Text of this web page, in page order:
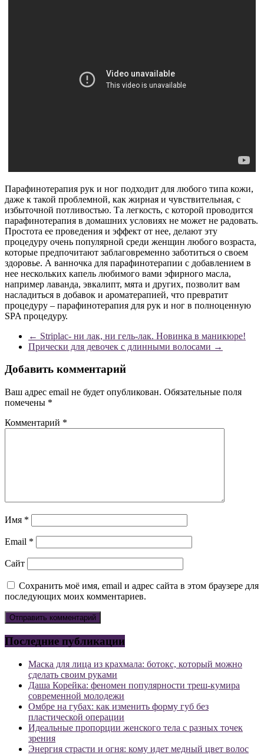
Парафинотерапия рук и ног подходит для любого типа кожи,
даже к такой проблемной, как жирная и чувствительная, с
избыточной потливостью. Та легкость, с которой проводится
парафинотерапия в домашних условиях не может не радовать.
Простота ее проведения и эффект от нее, делают эту
процедуру очень популярной среди женщин любого возраста,
которые предпочитают заблаговременно заботиться о своем
здоровье. А ванночка для парафинотерапии с добавлением в
нее нескольких капель любимого вами эфирного масла,
например лаванда, эвкалипт, мята и других, позволит вам
насладиться в добавок и ароматерапией, что превратит
процедуру – парафинотерапия для рук и ног в полноценную
SPA процедуру.
← Striplac- ни лак, ни гель-лак. Новинка в маникюре!
Прически для девочек с длинными волосами →
Добавить комментарий
Ваш адрес email не будет опубликован. Обязательные поля
помечены *
Комментарий *
Имя *
Email *
Сайт
Сохранить моё имя, email и адрес сайта в этом браузере для
последующих моих комментариев.
Последние публикации
Маска для лица из крахмала: ботокс, который можно
сделать своим руками
Даша Корейка: феномен популярности треш-кумира
современной молодежи
Омбре на губах: как изменить форму губ без
пластической операции
Идеальные пропорции женского тела с разных точек
зрения
Энергия страсти и огня: кому идет медный цвет волос